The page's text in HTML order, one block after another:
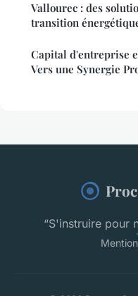
Vallourec : des
transition
Capital d'entreprise
Vers une Synergie
“S'instruire pour